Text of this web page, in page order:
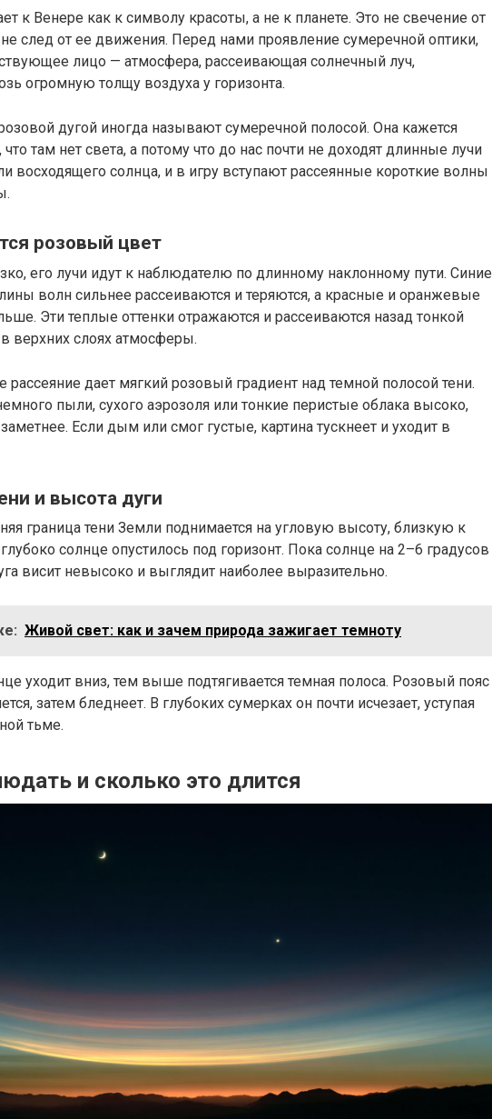
к Венере как к символу красоты, а не к планете. Это не свечение от
след от ее движения. Перед нами проявление сумеречной оптики,
лицо — атмосфера, рассеивающая солнечный луч,
огромную толщу воздуха у горизонта.
дугой иногда называют сумеречной полосой. Она кажется
там нет света, а потому что до нас почти не доходят длинные лучи
восходящего солнца, и в игру вступают рассеянные короткие волны
розовый цвет
его лучи идут к наблюдателю по длинному наклонному пути. Синие
волн сильнее рассеиваются и теряются, а красные и оранжевые
Эти теплые оттенки отражаются и рассеиваются назад тонкой
верхних слоях атмосферы.
рассеяние дает мягкий розовый градиент над темной полосой тени.
пыли, сухого аэрозоля или тонкие перистые облака высоко,
Если дым или смог густые, картина тускнеет и уходит в
и высота дуги
граница тени Земли поднимается на угловую высоту, близкую к
солнце опустилось под горизонт. Пока солнце на 2–6 градусов
висит невысоко и выглядит наиболее выразительно.
Живой свет: как и зачем природа зажигает темноту
уходит вниз, тем выше подтягивается темная полоса. Розовый пояс
затем бледнеет. В глубоких сумерках он почти исчезает, уступая
тьме.
и сколько это длится